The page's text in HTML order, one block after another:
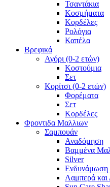
Τσαντάκια
Κοσμήματα
Κορδέλες
Ρολόγια
Καπέλα
Βρεφικά
Αγόρι (0-2 ετών)
Κοστούμια
Σετ
Κορίτσι (0-2 ετών)
Φορέματα
Σετ
Κορδέλες
Φροντιδα Μαλλιων
Σαμπουάν
Αναδόμηση
Βαμμένα
Silver
Λαμπερά